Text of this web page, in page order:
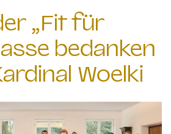
„Fit für
bedanken
Woelki